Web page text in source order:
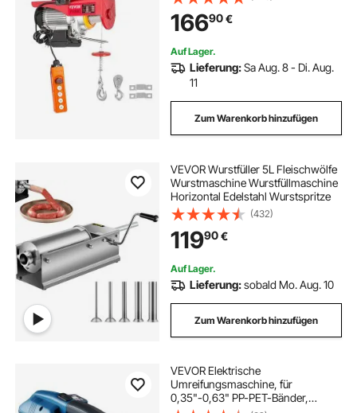
Nennlast 1 T Seilhebezug mit
Wagen, Kettenzug Seilwinde für
Fabriken
16690€
Auf Lager.
Lieferung:Sa Aug. 8 - Di. Aug.
11
Zum Warenkorb hinzufügen
VEVOR Wurstfüller 5L Fleischwölfe
Wurstmaschine Wurstfüllmaschine
Horizontal Edelstahl Wurstspritze
(432)
11990€
Auf Lager.
Lieferung:sobald Mo. Aug. 10
Zum Warenkorb hinzufügen
VEVOR Elektrische
Umreifungsmaschine, für
0,35"-0,63" PP-PET-Bänder,